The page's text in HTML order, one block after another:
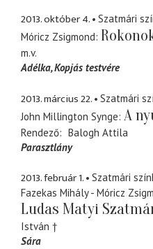
2013. október 4.
Szatmári
Móricz Zsigmond
m.v.
Adélka Kopjás testvére
2013. március 22.
Szatmári
John Millington Synge A
Rendező
Balogh Attila
Parasztlány
2013. február 1.
Szatmári
Fazekas Mihály - Móricz
Ludas Matyi
István †
Sára